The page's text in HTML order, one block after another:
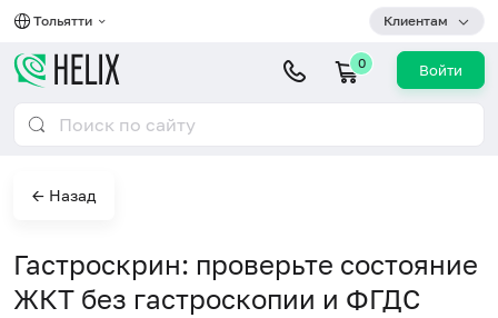
Тольятти Клиентам
0 Войти
← Назад
Гастроскрин: проверьте состояние
ЖКТ без гастроскопии и ФГДС